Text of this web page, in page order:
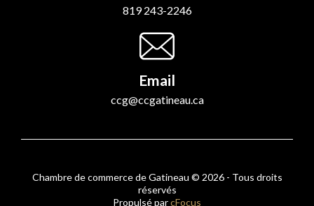
819 243-2246
Email
ccg@ccgatineau.ca
Chambre de commerce de Gatineau © 2026 - Tous droits
réservés
Propulsé parcFocus